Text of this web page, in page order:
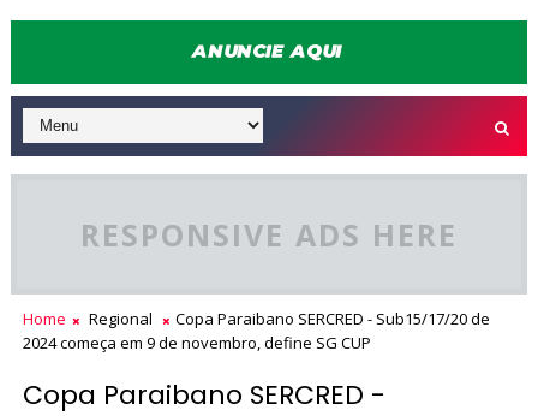
RESPONSIVE ADS HERE
Home Regional
Copa Paraibano SERCRED - Sub15/17/20 de
2024 começa em 9 de novembro, define SG CUP
Copa Paraibano SERCRED -